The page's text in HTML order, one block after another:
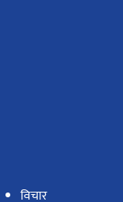
विचार